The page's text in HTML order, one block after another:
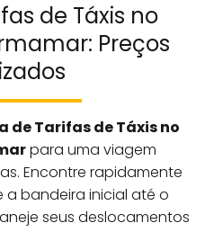
de Táxis no
Preços
de Tarifas de Táxis no
para uma viagem
Encontre rapidamente
a bandeira inicial até o
seus deslocamentos